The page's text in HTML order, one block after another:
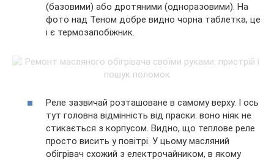
(базовими) або дротяними (одноразовими). На
фото над Теном добре видно чорна таблетка, це
і є термозапобіжник.
Реле зазвичай розташоване в самому верху. І ось
тут головна відмінність від праски: воно ніяк не
стикається з корпусом. Видно, що теплове реле
просто висить у повітрі. У цьому масляний
обігрівач схожий з електрочайником, в якому